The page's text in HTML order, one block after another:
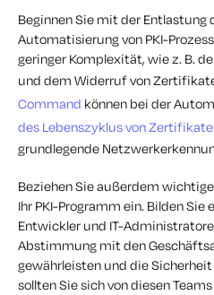
Beginnen Sie mit der
Automatisierung von PKI-
geringer Komplexität, wie z. B.
und dem Widerruf von
Command können bei der
des Lebenszyklus von
grundlegende
Beziehen Sie außerdem
Ihr PKI-Programm ein. Bilden
Entwickler und IT-
Abstimmung mit den
gewährleisten und die
sollten Sie sich von diesen